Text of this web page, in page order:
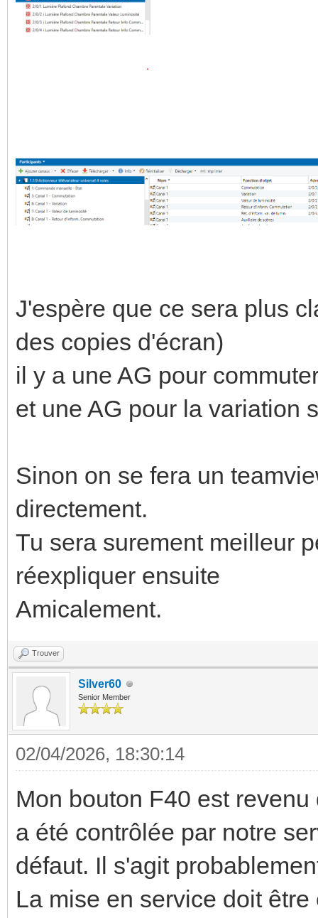
J'espère que ce sera plus
des copies d'écran)
il y a une AG pour
et une AG pour la variation
Sinon on se fera un
directement.
Tu sera surement meilleur
réexpliquer ensuite
Amicalement.
Trouver
Silver60
Senior Member
02/04/2026, 18:30:14
Mon bouton F40 est
a été contrôlée par notre
défaut. Il s'agit
La mise en service doit